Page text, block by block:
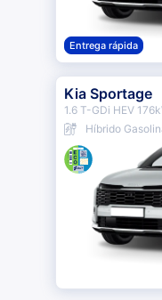
Entrega rápida
Kia Sportage
1.6 T-GDi HEV
Híbrido